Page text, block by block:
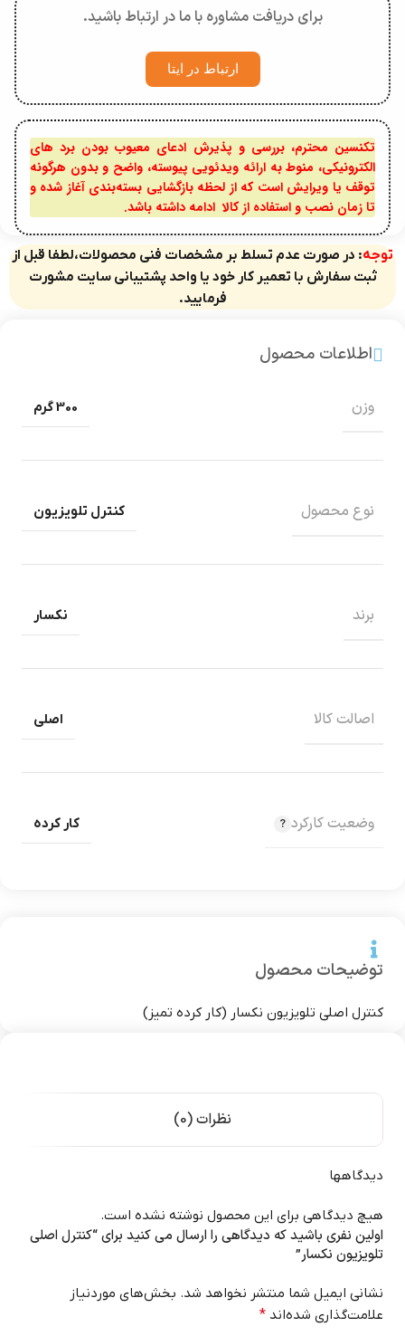
برای دریافت مشاوره با ما در ارتباط باشید.
ارتباط در ایتا
تکنسین محترم، بررسی و پذیرش ادعای معیوب بودن برد های
الکترونیکی، منوط به ارائه ویدئویی پیوسته، واضح و بدون هرگونه
توقف یا ویرایش است که از لحظه بازگشایی بسته‌بندی آغاز شده و
تا زمان نصب و استفاده از کالا ادامه داشته باشد.
توجه: در صورت عدم تسلط بر مشخصات فنی محصولات،لطفا قبل از
ثبت سفارش با تعمیر کار خود یا واحد پشتیبانی سایت مشورت
فرمایید.
توضیحات محصول
کنترل اصلی تلویزیون نکسار (کار کرده تمیز)
نظرات (0)
دیدگاهها
هیچ دیدگاهی برای این محصول نوشته نشده است.
اولین نفری باشید که دیدگاهی را ارسال می کنید برای “کنترل اصلی
تلویزیون نکسار”
نشانی ایمیل شما منتشر نخواهد شد. بخش‌های موردنیاز
علامت‌گذاری شده‌اند *
اطلاعات محصول
وزن 300 گرم
نوع محصول کنترل تلویزیون
برند نکسار
اصالت کالا اصلی
وضعیت کارکرد کار کرده